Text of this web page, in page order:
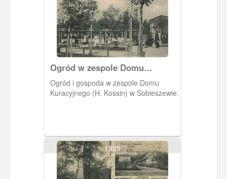
Ogród w zespole Domu
Kuracyjnego w Sobieszewie
Ogród i gospoda w zespole Domu
Kuracyjnego (H. Kossin) w Sobieszewie.
1925